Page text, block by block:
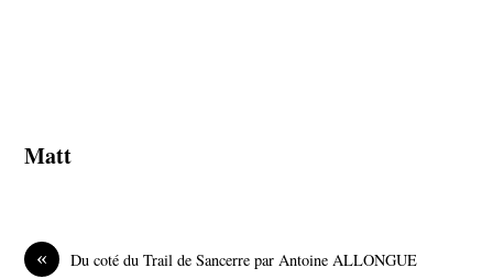
Matt
« Du coté du Trail de Sancerre par Antoine ALLONGUE